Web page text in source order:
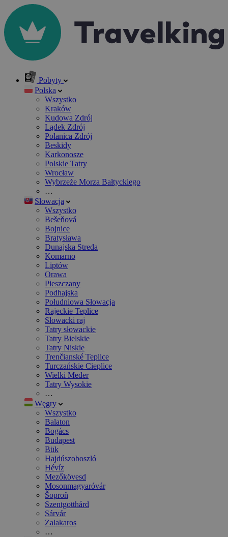
Pobyty
Polska
Wszystko
Kraków
Kudowa Zdrój
Lądek Zdrój
Polanica Zdrój
Beskidy
Karkonosze
Polskie Tatry
Wrocław
Wybrzeże Morza Bałtyckiego
…
Słowacja
Wszystko
Bešeňová
Bojnice
Bratysława
Dunajska Streda
Komarno
Liptów
Orawa
Pieszczany
Podhajska
Południowa Słowacja
Rajeckie Teplice
Słowacki raj
Tatry słowackie
Tatry Bielskie
Tatry Niskie
Trenčianské Teplice
Turczańskie Cieplice
Wielki Meder
Tatry Wysokie
…
Węgry
Wszystko
Balaton
Bogács
Budapest
Bük
Hajdúszoboszló
Hévíz
Mezőkövesd
Mosonmagyaróvár
Šoproň
Szentgotthárd
Sárvár
Zalakaros
…